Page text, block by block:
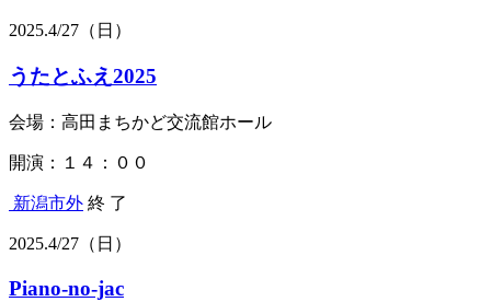
2025.4/27 （日）
うたとふえ2025
会場：高田まちかど交流館ホール
開演：１４：００
新潟市外 終 了
2025.4/27 （日）
Piano-no-jac